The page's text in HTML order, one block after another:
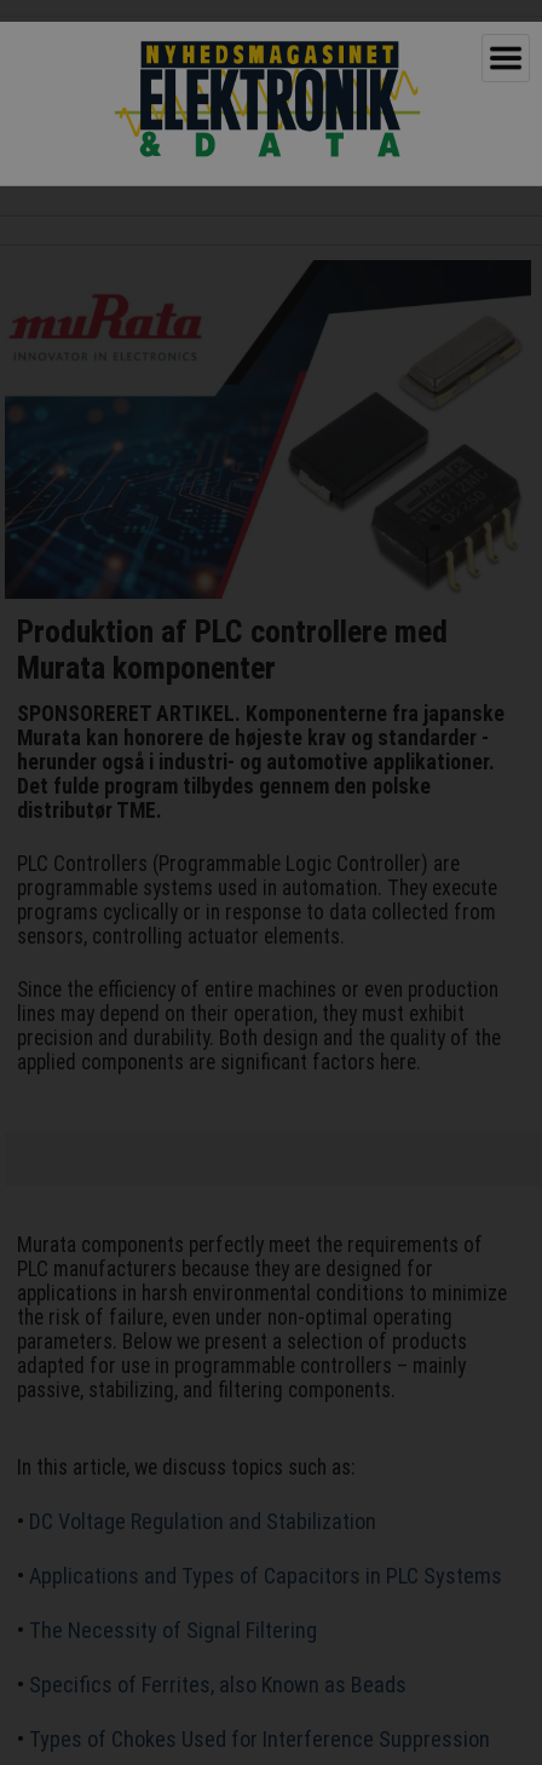
Produktion af PLC controllere med
Murata komponenter
SPONSORERET ARTIKEL. Komponenterne fra japanske
Murata kan honorere de højeste krav og standarder -
herunder også i industri- og automotive applikationer.
Det fulde program tilbydes gennem den polske
distributør TME.
PLC Controllers (Programmable Logic Controller) are
programmable systems used in automation. They execute
programs cyclically or in response to data collected from
sensors, controlling actuator elements.
Since the efficiency of entire machines or even production
lines may depend on their operation, they must exhibit
precision and durability. Both design and the quality of the
applied components are significant factors here.
Murata components perfectly meet the requirements of
PLC manufacturers because they are designed for
applications in harsh environmental conditions to minimize
the risk of failure, even under non-optimal operating
parameters. Below we present a selection of products
adapted for use in programmable controllers – mainly
passive, stabilizing, and filtering components.
In this article, we discuss topics such as:
• DC Voltage Regulation and Stabilization
• Applications and Types of Capacitors in PLC Systems
• The Necessity of Signal Filtering
• Specifics of Ferrites, also Known as Beads
• Types of Chokes Used for Interference Suppression